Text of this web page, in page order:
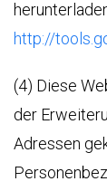
http://
(4) Diese
der
Adressen